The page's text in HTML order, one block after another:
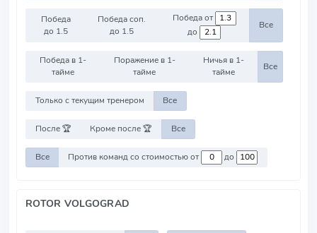
Победа
до 1.5
Победа соп.
до 1.5
Победа от
до
Все
Победа в 1-
тайме
Поражение в 1-
тайме
Ничья в 1-
тайме
Все
Только с текущим тренером Все
После 🏆 Кроме после 🏆 Все
Все Против команд со стоимостью от до
ROTOR VOLGOGRAD